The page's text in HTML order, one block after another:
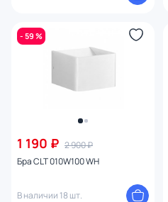
- 59 %
1 190 ₽ 2 900 ₽
Бра CLT 010W100 WH
В наличии 18 шт.